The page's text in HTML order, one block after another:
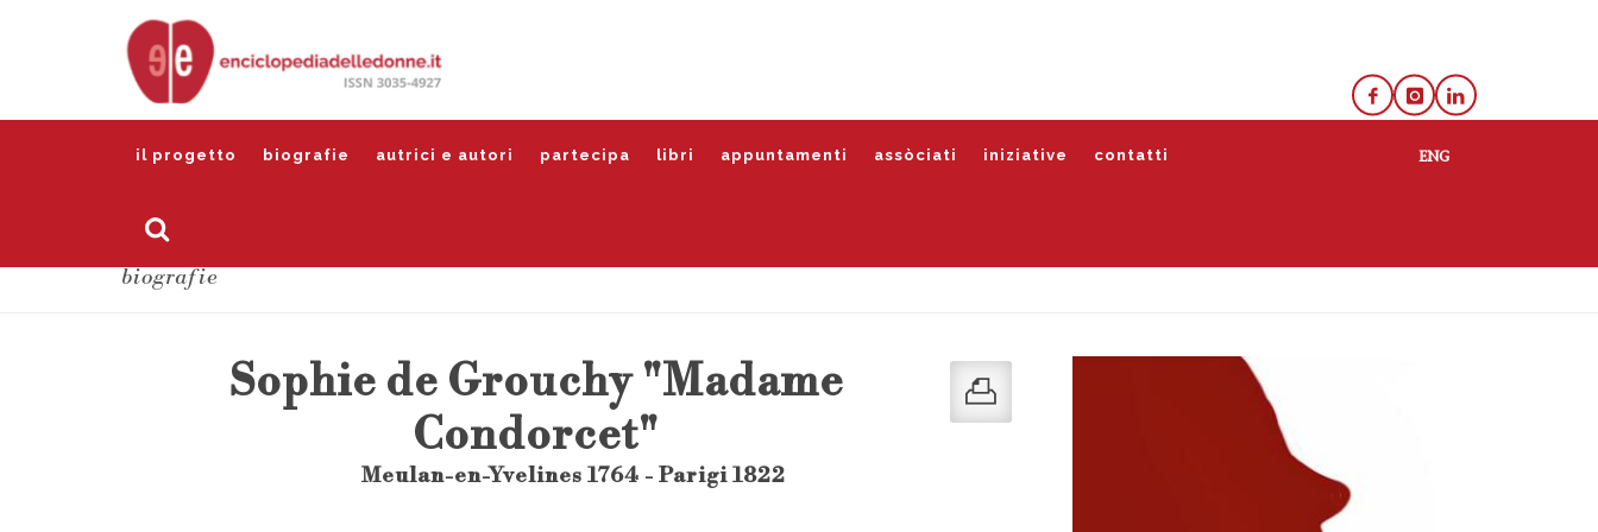
il progetto biografie autrici e autori partecipa libri appuntamenti assòciati iniziative contatti
biografie
Sophie de Grouchy "Madame
Condorcet"
Meulan-en-Yvelines 1764 - Parigi 1822